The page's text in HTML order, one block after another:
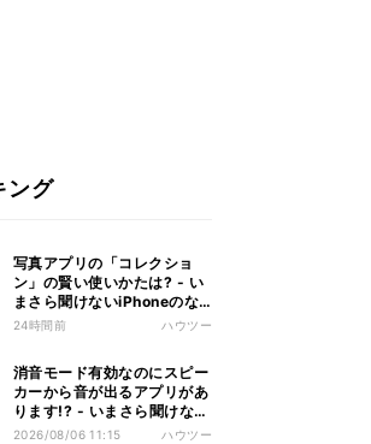
ング
写真アプリの「コレクショ
ン」の賢い使いかたは? - い
まさら聞けないiPhoneのな
ぜ
24時間前 ハウツー
消音モード有効なのにスピー
カーから音が出るアプリがあ
ります!? - いまさら聞けない
iPhoneのなぜ
2026/08/06 11:15 ハウツー